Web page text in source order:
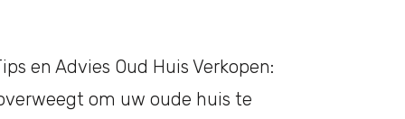
en Advies Oud Huis Verkopen:
om uw oude huis te